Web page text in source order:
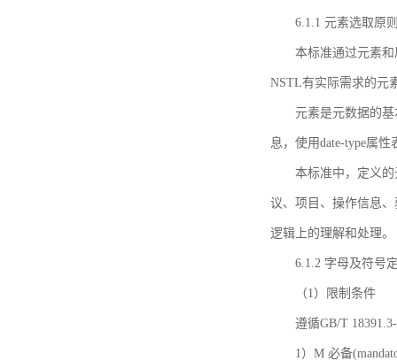
6.1.1 元素选取原
本标准通过元素
NSTL有实际需求的元
元素是元数据的
息，使用date-type属
本标准中，定义
议、项目、操作信息
逻辑上的理解和处理。
6.1.2 字母及符号
（1）限制条件
遵循GB/T
1）M 必备